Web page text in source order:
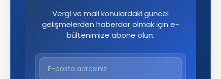
Vergi ve mali konulardaki güncel
gelişmelerden haberdar olmak için e-
bültenimize abone olun.